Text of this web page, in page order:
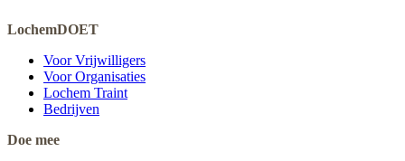
LochemDOET
Voor Vrijwilligers
Voor Organisaties
Lochem Traint
Bedrijven
Doe mee